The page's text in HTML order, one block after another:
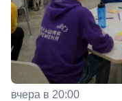
вчера в 20:00